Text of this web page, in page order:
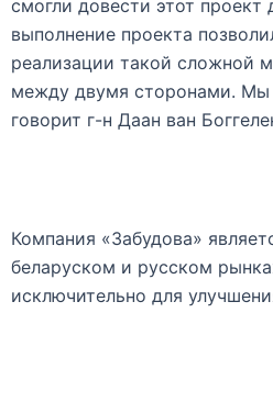
смогли довести этот
выполнение проекта
реализации такой сложной
между двумя сторонами. Мы
говорит г-н Даан ван
Компания «Забудова»
беларуском и русском
исключительно для